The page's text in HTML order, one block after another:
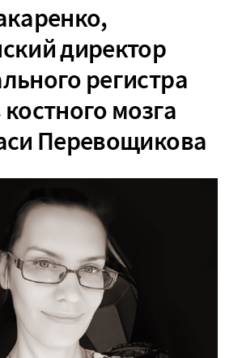
,
директор
регистра
мозга
Перевощикова